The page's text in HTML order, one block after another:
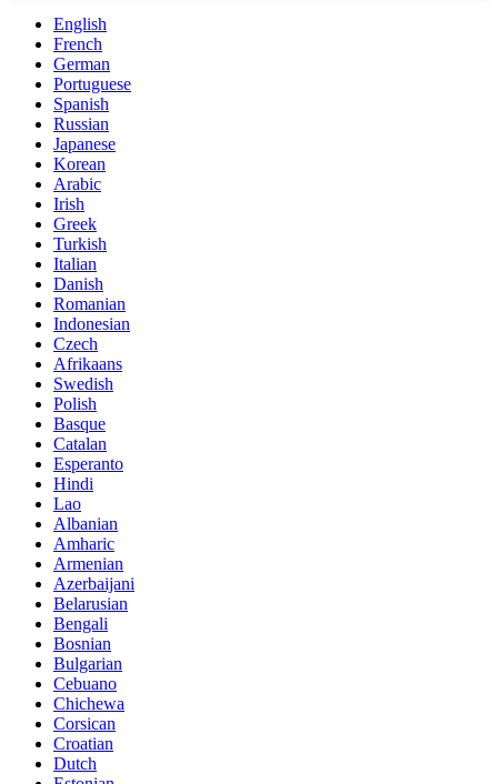
English
French
German
Portuguese
Spanish
Russian
Japanese
Korean
Arabic
Irish
Greek
Turkish
Italian
Danish
Romanian
Indonesian
Czech
Afrikaans
Swedish
Polish
Basque
Catalan
Esperanto
Hindi
Lao
Albanian
Amharic
Armenian
Azerbaijani
Belarusian
Bengali
Bosnian
Bulgarian
Cebuano
Chichewa
Corsican
Croatian
Dutch